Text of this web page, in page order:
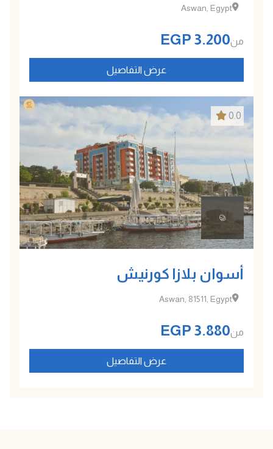
Aswan, Egypt
من3.200
EGP
عرض التفاصيل
0.0
أسوان بلازا كورنيش
Aswan, 81511, Egypt
من3.880
EGP
عرض التفاصيل